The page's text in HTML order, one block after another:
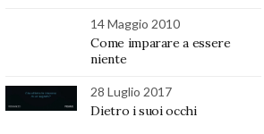
14 Maggio 2010
Come imparare a essere
niente
28 Luglio 2017
Dietro i suoi occhi